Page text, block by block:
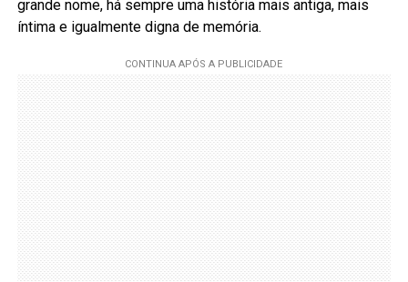
grande nome, há sempre uma história mais antiga, mais
íntima e igualmente digna de memória.